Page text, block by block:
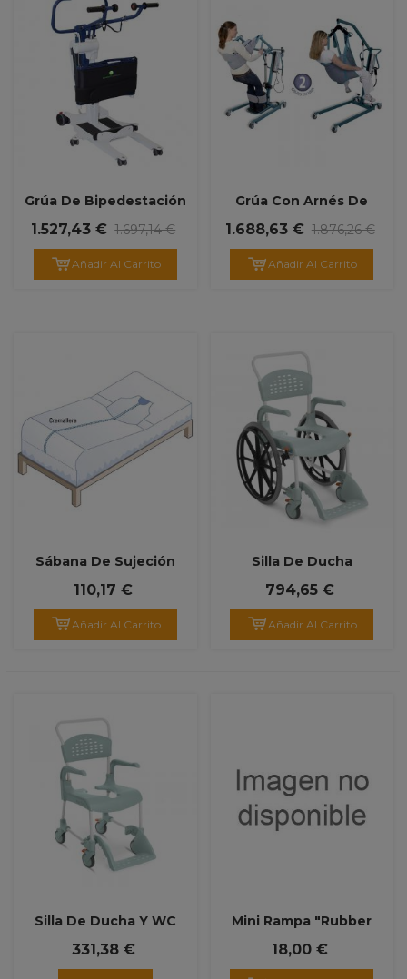
Grúa De Bipedestación
Y Traslado WAY UP
1.527,43 € 1.697,14 €
Añadir Al Carrito
Grúa Con Arnés De
Bipedestación
1.688,63 € 1.876,26 €
Añadir Al Carrito
Sábana De Sujeción
110,17 €
Añadir Al Carrito
Silla De Ducha
794,65 €
Añadir Al Carrito
Silla De Ducha Y WC
'Clean'
331,38 €
Mini Rampa "Rubber
Ramps"
18,00 €